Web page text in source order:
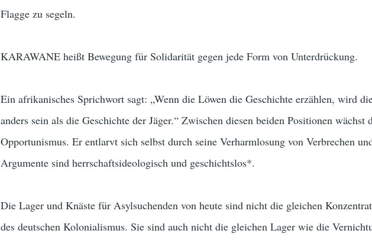
Flagge zu segeln.
KARAWANE heißt Bewegung für Solidarität gegen jede Form von Unterdrückung.
Ein afrikanisches Sprichwort sagt: „Wenn die Löwen die Geschichte erzählen, wird
anders sein als die Geschichte der Jäger.“ Zwischen diesen beiden Positionen wächst
Opportunismus. Er entlarvt sich selbst durch seine Verharmlosung von Verbrechen
Argumente sind herrschaftsideologisch und geschichtslos*.
Die Lager und Knäste für Asylsuchenden von heute sind nicht die gleichen
des deutschen Kolonialismus. Sie sind auch nicht die gleichen Lager wie die